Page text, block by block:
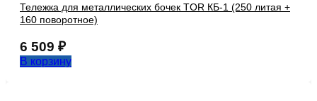
Тележка для металлических бочек TOR КБ-1 (250 литая +
160 поворотное)
6 509 ₽
В корзину